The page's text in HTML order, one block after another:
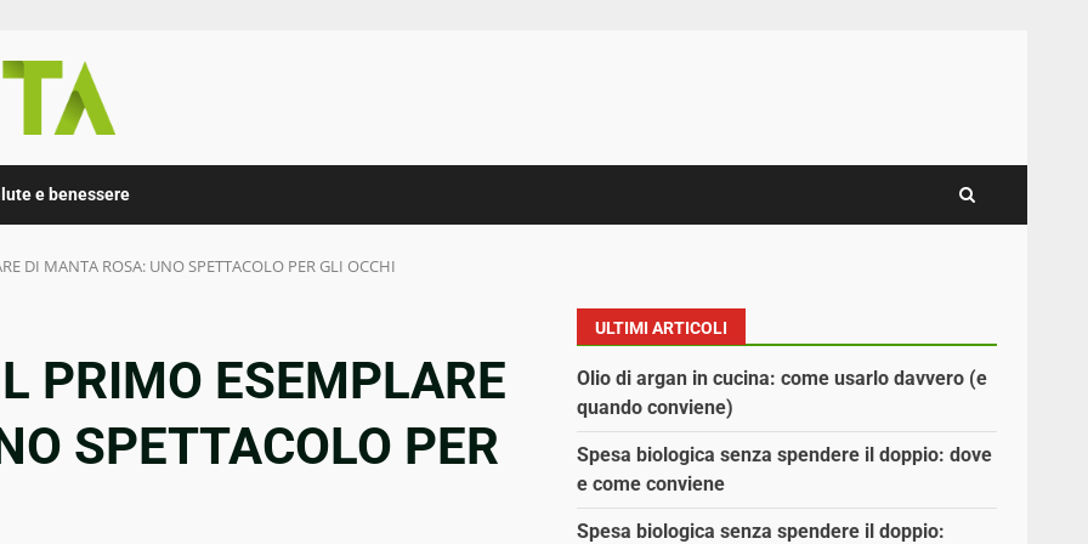
e benessere
DI MANTA ROSA: UNO SPETTACOLO PER GLI OCCHI
PRIMO ESEMPLARE
SPETTACOLO PER
ULTIMI ARTICOLI
Olio di argan in cucina: come usarlo davvero (e
quando conviene)
Spesa biologica senza spendere il doppio: dove
e come conviene
Spesa biologica senza spendere il doppio: